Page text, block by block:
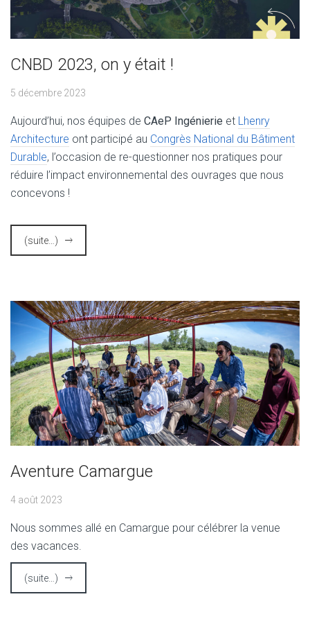
CNBD 2023, on y était !
5 décembre 2023
Aujourd’hui, nos équipes de CAeP Ingénierie et Lhenry
Architecture ont participé au Congrès National du Bâtiment
Durable, l’occasion de re-questionner nos pratiques pour
réduire l’impact environnemental des ouvrages que nous
concevons !
(suite…)
Aventure Camargue
4 août 2023
Nous sommes allé en Camargue pour célébrer la venue
des vacances.
(suite…)